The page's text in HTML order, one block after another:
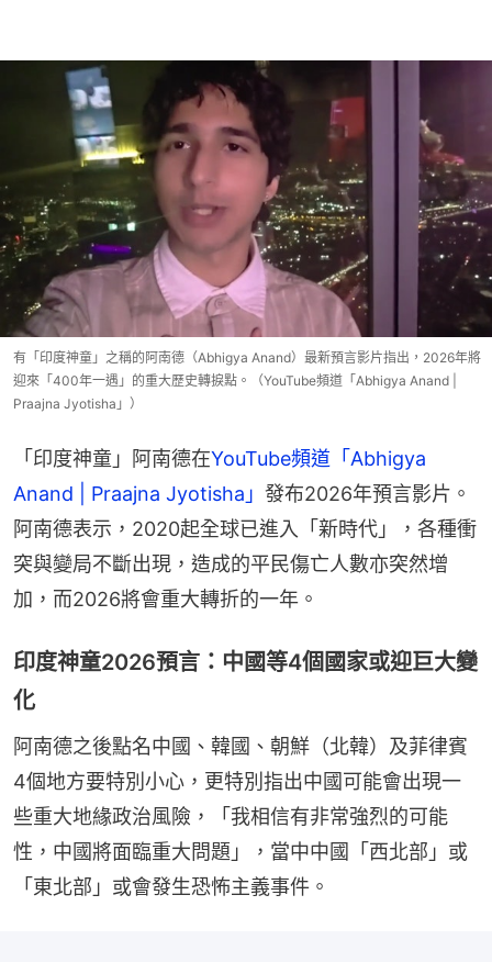
有「印度神童」之稱的阿南德（Abhigya Anand）最新預言影片指出，2026年將
迎來「400年一遇」的重大歷史轉捩點。（YouTube頻道「Abhigya Anand |
Praajna Jyotisha」）
「印度神童」阿南德在YouTube頻道「Abhigya
Anand | Praajna Jyotisha」 發布2026年預言影片。
阿南德表示，2020起全球已進入「新時代」，各種衝
突與變局不斷出現，造成的平民傷亡人數亦突然增
加，而2026將會重大轉折的一年。
印度神童2026預言：中國等4個國家或迎巨大變
化
阿南德之後點名中國、韓國、朝鮮（北韓）及菲律賓
4個地方要特別小心，更特別指出中國可能會出現一
些重大地緣政治風險，「我相信有非常強烈的可能
性，中國將面臨重大問題」，當中中國「西北部」或
「東北部」或會發生恐怖主義事件。